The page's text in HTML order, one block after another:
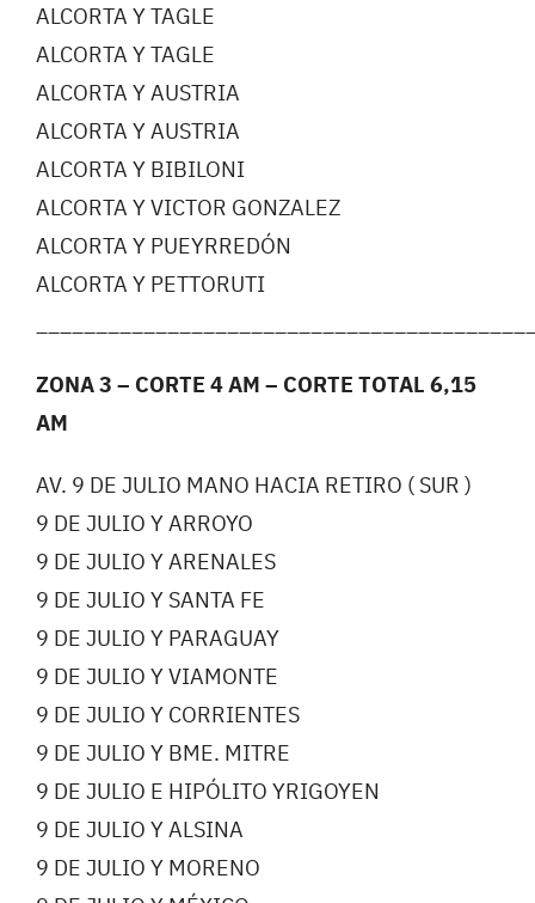
ALCORTA Y TAGLE
ALCORTA Y TAGLE
ALCORTA Y AUSTRIA
ALCORTA Y AUSTRIA
ALCORTA Y BIBILONI
ALCORTA Y VICTOR GONZALEZ
ALCORTA Y PUEYRREDÓN
ALCORTA Y PETTORUTI
ZONA 3 – CORTE 4 AM – CORTE TOTAL 6,15
AM
AV. 9 DE JULIO MANO HACIA RETIRO ( SUR )
9 DE JULIO Y ARROYO
9 DE JULIO Y ARENALES
9 DE JULIO Y SANTA FE
9 DE JULIO Y PARAGUAY
9 DE JULIO Y VIAMONTE
9 DE JULIO Y CORRIENTES
9 DE JULIO Y BME. MITRE
9 DE JULIO E HIPÓLITO YRIGOYEN
9 DE JULIO Y ALSINA
9 DE JULIO Y MORENO